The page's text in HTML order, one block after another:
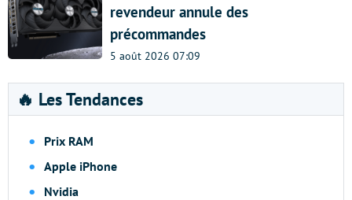
revendeur annule des
précommandes
5 août 2026 07:09
🔥 Les Tendances
Prix RAM
Apple iPhone
Nvidia